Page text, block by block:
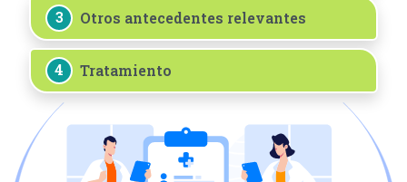
3 Otros antecedentes relevantes
4 Tratamiento